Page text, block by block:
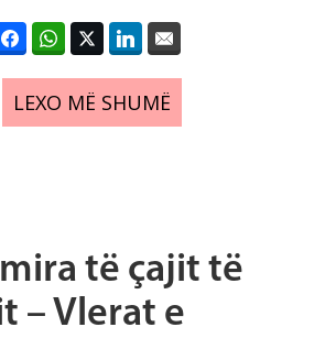
LEXO MË SHUMË
të çajit të
– Vlerat e